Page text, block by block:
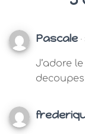
Pascale
J’adore